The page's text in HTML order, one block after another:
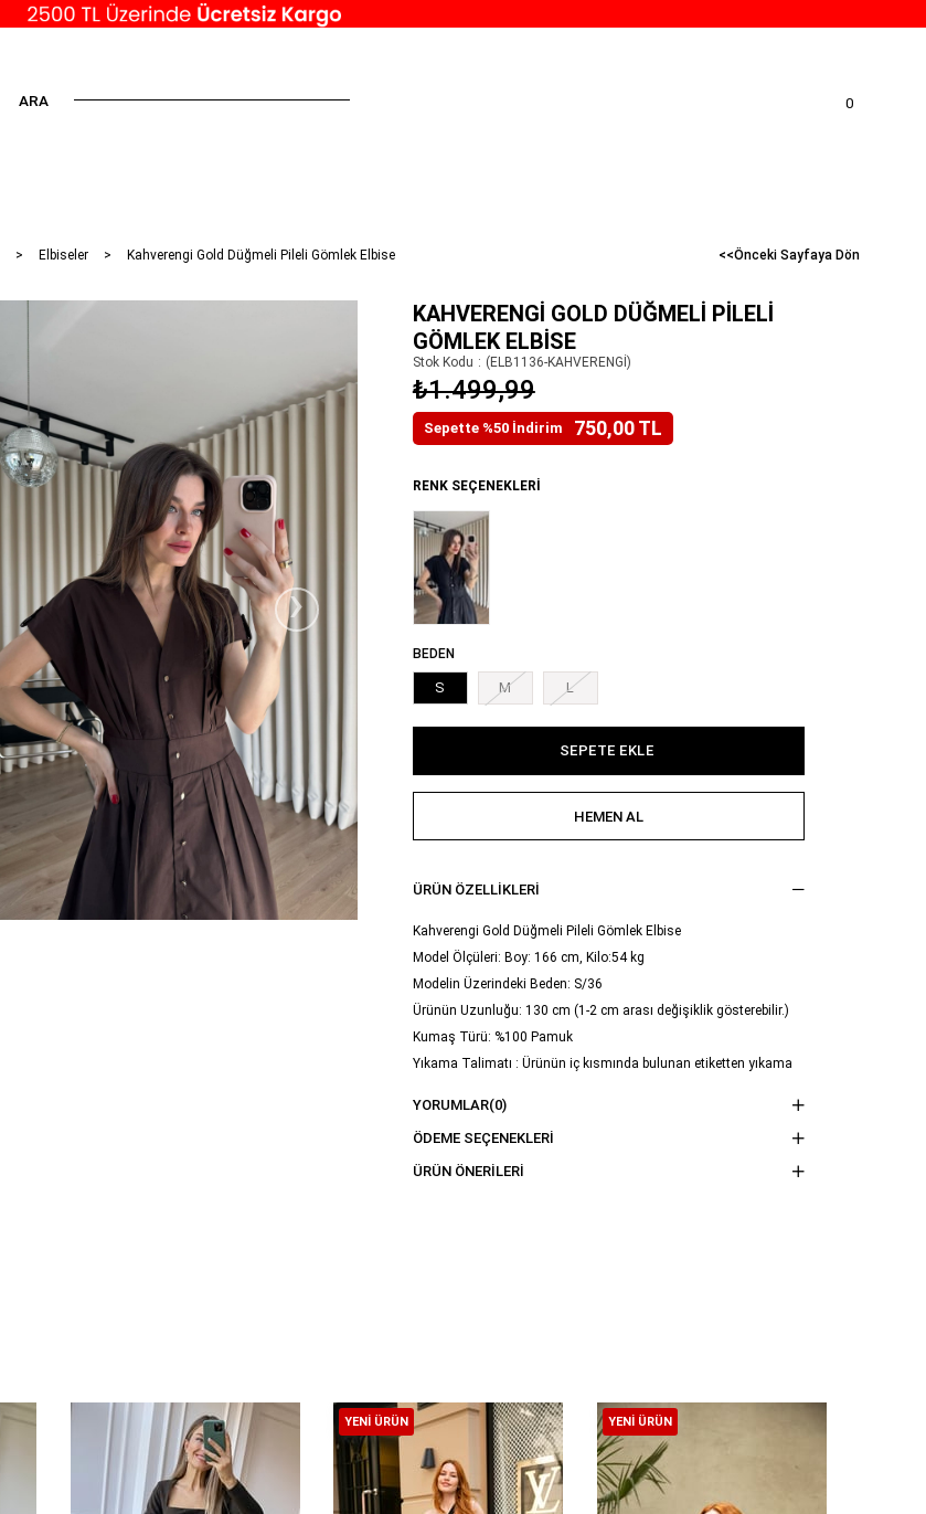
0
ARA
Elbiseler Kahverengi Gold Düğmeli Pileli Gömlek Elbise <<Önceki Sayfaya Dön
›
KAHVERENGI GOLD DÜĞMELI PILELI
GÖMLEK ELBISE
Stok Kodu (ELB1136-KAHVERENGİ)
₺1.499,99
Sepette %50 İndirim 750,00 TL
RENK SEÇENEKLERI
BEDEN
S M L
ÜRÜN ÖZELLIKLERI
Kahverengi Gold Düğmeli Pileli Gömlek Elbise
Model Ölçüleri: Boy: 166 cm, Kilo:54 kg
Modelin Üzerindeki Beden: S/36
Ürünün Uzunluğu: 130 cm (1-2 cm arası değişiklik gösterebilir.)
Kumaş Türü: %100 Pamuk
Yıkama Talimatı : Ürünün iç kısmında bulunan etiketten yıkama
YORUMLAR(0)
ÖDEME SEÇENEKLERI
ÜRÜN ÖNERILERI
YENI ÜRÜN YENI ÜRÜN